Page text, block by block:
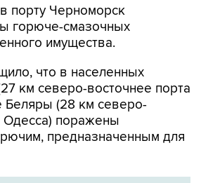
имущества.
что в населенных
(28 км северо-
Одесса) поражены
предназначенным для